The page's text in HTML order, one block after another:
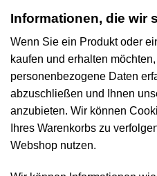
Informationen, die wir
Wenn Sie ein Produkt oder
kaufen und erhalten
personenbezogene Daten
abzuschließen und Ihnen
anzubieten. Wir können
Ihres Warenkorbs zu
Webshop nutzen.